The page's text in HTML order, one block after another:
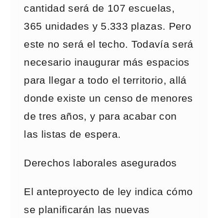
cantidad será de 107 escuelas,
365 unidades y 5.333 plazas. Pero
este no será el techo. Todavía será
necesario inaugurar más espacios
para llegar a todo el territorio, allá
donde existe un censo de menores
de tres años, y para acabar con
las listas de espera.
Derechos laborales asegurados
El anteproyecto de ley indica cómo
se planificarán las nuevas